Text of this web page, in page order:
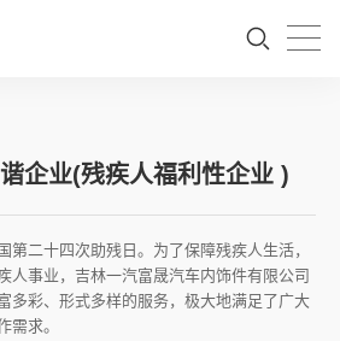
企业(残疾人福利性企业 )
二十四次助残日。为了保障残疾人生活，
人事业，吉林一汽富晟汽车内饰件有限公司
多彩、形式多样的服务，极大地满足了广大
需求。